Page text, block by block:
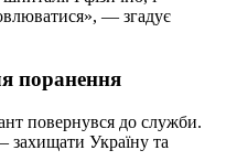
— згадує
поранення
повернувся до служби.
Україну та